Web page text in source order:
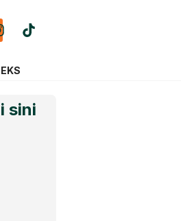
sini